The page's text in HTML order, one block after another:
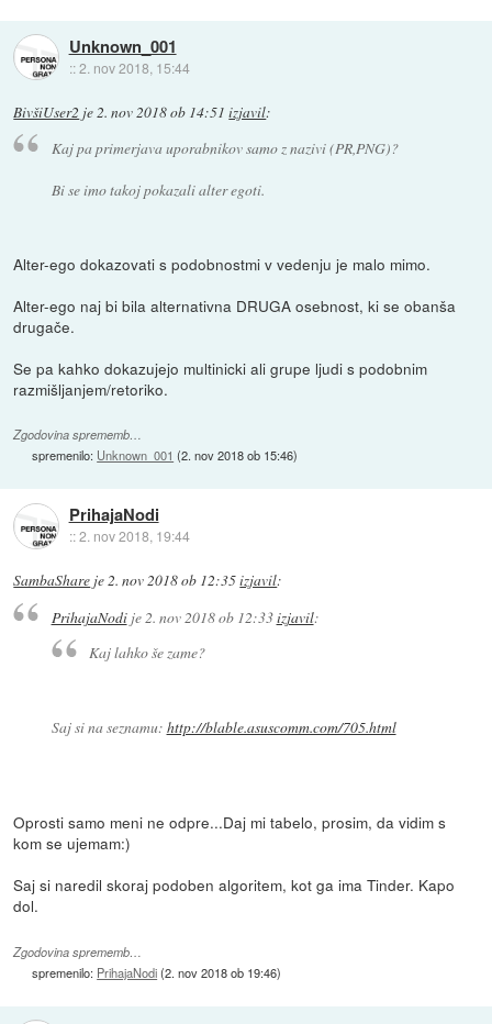
Unknown_001
::2. nov 2018, 15:44
BivšiUser2 je 2. nov 2018 ob 14:51 izjavil:
Kaj pa primerjava uporabnikov samo z nazivi (PR,PNG)?
Bi se imo takoj pokazali alter egoti.
Alter-ego dokazovati s podobnostmi v vedenju je malo mimo.
Alter-ego naj bi bila alternativna DRUGA osebnost, ki se obanša
drugače.
Se pa kahko dokazujejo multinicki ali grupe ljudi s podobnim
razmišljanjem/retoriko.
Zgodovina sprememb…
spremenilo: Unknown_001 (2. nov 2018 ob 15:46)
PrihajaNodi
::2. nov 2018, 19:44
SambaShare je2. nov 2018 ob 12:35izjavil:
PrihajaNodije 2. nov 2018 ob 12:33izjavil:
Kaj lahko še zame?
Saj si na seznamu: http://blable.asuscomm.com/705.html
Oprosti samo meni ne odpre...Daj mi tabelo, prosim, da vidim s
kom se ujemam:)
Saj si naredil skoraj podoben algoritem, kot ga ima Tinder. Kapo
dol.
Zgodovina sprememb…
spremenilo: PrihajaNodi(2. nov 2018 ob 19:46)